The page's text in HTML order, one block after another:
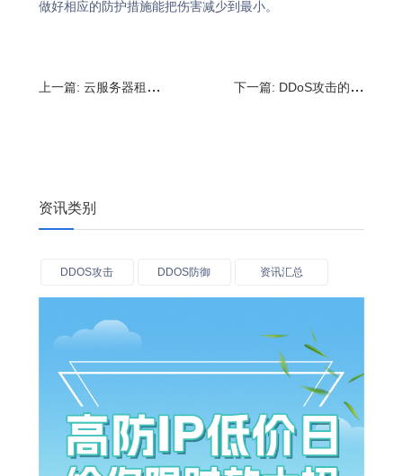
做好相应的防护措施能把伤害减少到最小。
上一篇: 云服务器租用价格多少钱一年?选云服务器注意事项 下一篇: DDoS攻击的防护措施_ddos是怎么实现的?
资讯类别
DDOS攻击 DDOS防御 资讯汇总